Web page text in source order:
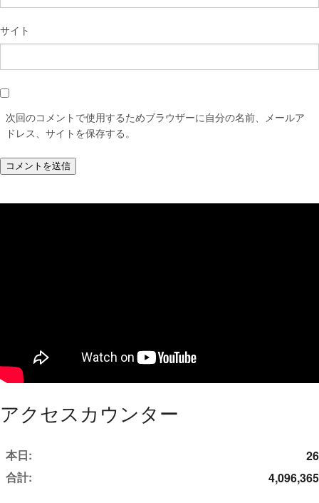
サイト
次回のコメントで使用するためブラウザーに自分の名前、メールア
ドレス、サイトを保存する。
アクセスカウンター
本日:
26
合計:
4,096,365